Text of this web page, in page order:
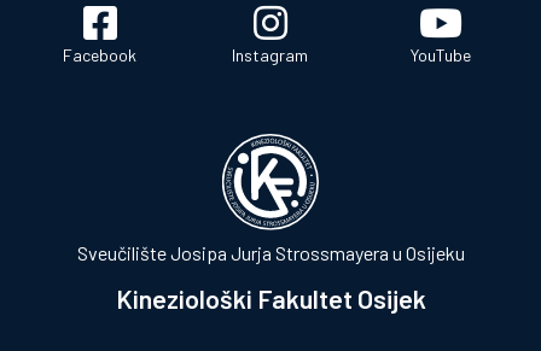
Facebook Instagram YouTube
Sveučilište Josipa Jurja Strossmayera u Osijeku
Kineziološki Fakultet Osijek